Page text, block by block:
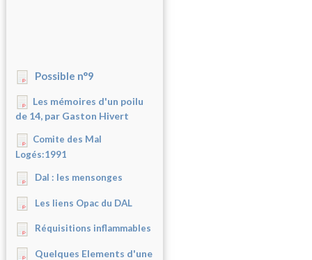
Possible n°9
Les mémoires d'un poilu
de 14, par Gaston Hivert
Comite des Mal
Logés:1991
Dal : les mensonges
Les liens Opac du DAL
Réquisitions inflammables
Quelques Elements d'une